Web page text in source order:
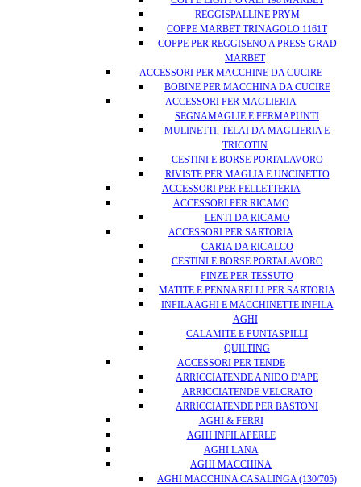
REGGISPALLINE PRYM
COPPE MARBET TRINAGOLO 1161T
COPPE PER REGGISENO A PRESS GRAD
MARBET
ACCESSORI PER MACCHINE DA CUCIRE
BOBINE PER MACCHINA DA CUCIRE
ACCESSORI PER MAGLIERIA
SEGNAMAGLIE E FERMAPUNTI
MULINETTI, TELAI DA MAGLIERIA E
TRICOTIN
CESTINI E BORSE PORTALAVORO
RIVISTE PER MAGLIA E UNCINETTO
ACCESSORI PER PELLETTERIA
ACCESSORI PER RICAMO
LENTI DA RICAMO
ACCESSORI PER SARTORIA
CARTA DA RICALCO
CESTINI E BORSE PORTALAVORO
PINZE PER TESSUTO
MATITE E PENNARELLI PER SARTORIA
INFILA AGHI E MACCHINETTE INFILA
AGHI
CALAMITE E PUNTASPILLI
QUILTING
ACCESSORI PER TENDE
ARRICCIATENDE A NIDO D'APE
ARRICCIATENDE VELCRATO
ARRICCIATENDE PER BASTONI
AGHI & FERRI
AGHI INFILAPERLE
AGHI LANA
AGHI MACCHINA
AGHI MACCHINA CASALINGA (130/705)